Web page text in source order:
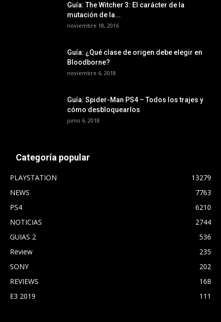
Guía: The Witcher 3: El carácter de la
mutación de la...
noviembre 18, 2016
Guía: ¿Qué clase de origen debe elegir en
Bloodborne?
noviembre 6, 2018
Guía: Spider-Man PS4 – Todos los trajes y
cómo desbloquearlos
junio 6, 2018
Categoría popular
PLAYSTATION
13279
NEWS
7763
PS4
6210
NOTICIAS
2744
GUIAS 2
536
Review
235
SONY
202
REVIEWS
168
E3 2019
111